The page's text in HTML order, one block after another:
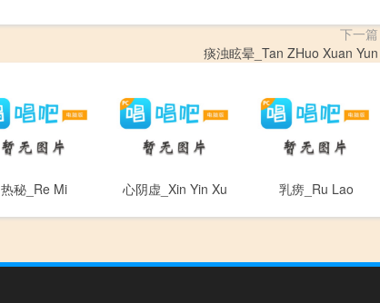
下一篇
痰浊眩晕_Tan ZHuo Xuan Yun
热秘_Re Mi 心阴虚_Xin Yin Xu 乳痨_Ru Lao